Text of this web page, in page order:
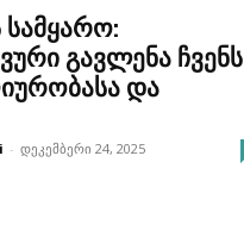
გავლენა ჩვენს
და
- დეკემბერი 24, 2025